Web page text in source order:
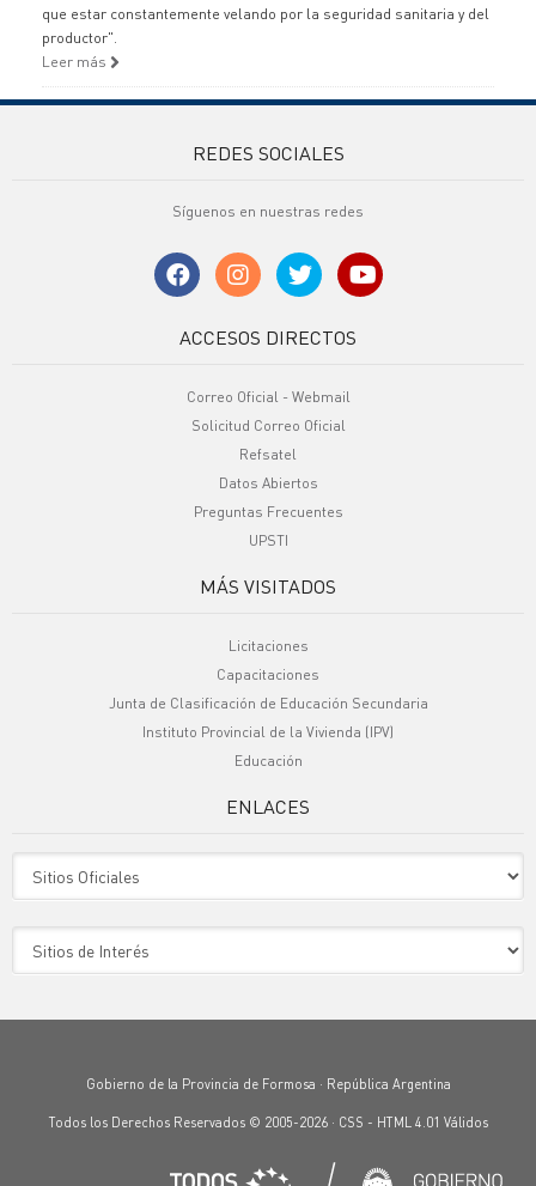
que estar constantemente velando por la seguridad sanitaria y del
productor".
Leer más
REDES SOCIALES
Síguenos en nuestras redes
ACCESOS DIRECTOS
Correo Oficial - Webmail
Solicitud Correo Oficial
Refsatel
Datos Abiertos
Preguntas Frecuentes
UPSTI
MÁS VISITADOS
Licitaciones
Capacitaciones
Junta de Clasificación de Educación Secundaria
Instituto Provincial de la Vivienda (IPV)
Educación
ENLACES
Gobierno de la Provincia de Formosa · República Argentina
Todos los Derechos Reservados © 2005-2026 · CSS - HTML 4.01 Válidos